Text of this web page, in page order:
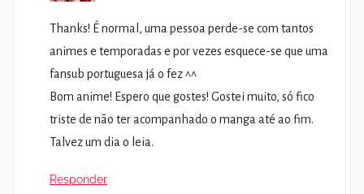
Thanks! É normal, uma pessoa perde-se com tantos
animes e temporadas e por vezes esquece-se que uma
fansub portuguesa já o fez ^^
Bom anime! Espero que gostes! Gostei muito, só fico
triste de não ter acompanhado o manga até ao fim.
Talvez um dia o leia.
Responder